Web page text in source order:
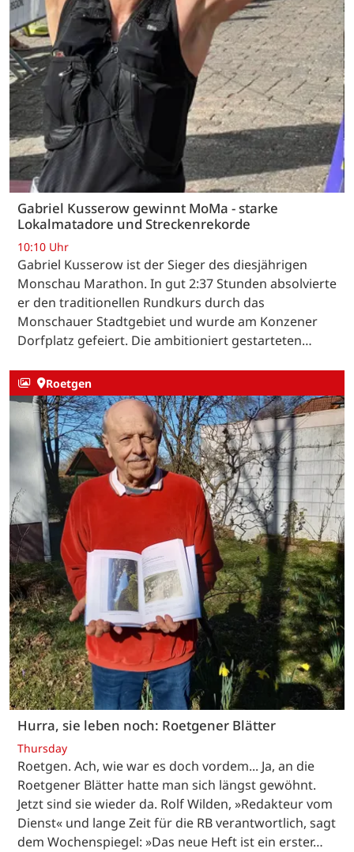
Gabriel Kusserow gewinnt MoMa - starke
Lokalmatadore und Streckenrekorde
10:10 Uhr
Gabriel Kusserow ist der Sieger des diesjährigen
Monschau Marathon. In gut 2:37 Stunden absolvierte
er den traditionellen Rundkurs durch das
Monschauer Stadtgebiet und wurde am Konzener
Dorfplatz gefeiert. Die ambitioniert gestarteten…
Roetgen
Hurra, sie leben noch: Roetgener Blätter
Thursday
Roetgen. Ach, wie war es doch vordem... Ja, an die
Roetgener Blätter hatte man sich längst gewöhnt.
Jetzt sind sie wieder da. Rolf Wilden, »Redakteur vom
Dienst« und lange Zeit für die RB verantwortlich, sagt
dem Wochenspiegel: »Das neue Heft ist ein erster…